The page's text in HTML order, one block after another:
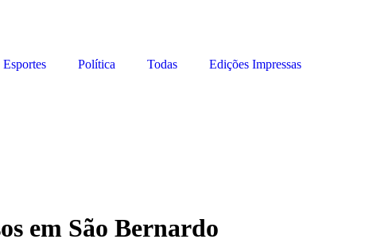
Esportes Política Todas Edições Impressas
em São Bernardo